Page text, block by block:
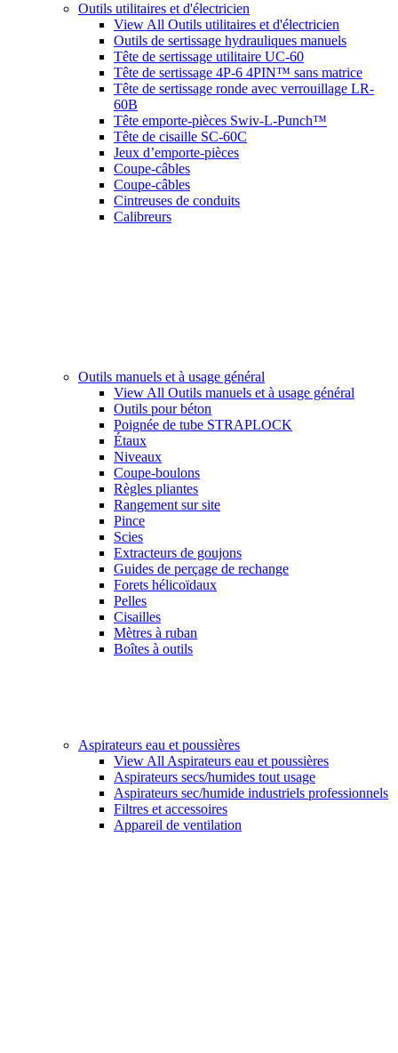
Outils utilitaires et d'électricien
View All Outils utilitaires et d'électricien
Outils de sertissage hydrauliques manuels
Tête de sertissage utilitaire UC-60
Tête de sertissage 4P-6 4PIN™ sans matrice
Tête de sertissage ronde avec verrouillage LR-
60B
Tête emporte-pièces Swiv-L-Punch™
Tête de cisaille SC-60C
Jeux d’emporte-pièces
Coupe-câbles
Coupe-câbles
Cintreuses de conduits
Calibreurs
Outils manuels et à usage général
View All Outils manuels et à usage général
Outils pour béton
Poignée de tube STRAPLOCK
Étaux
Niveaux
Coupe-boulons
Règles pliantes
Rangement sur site
Pince
Scies
Extracteurs de goujons
Guides de perçage de rechange
Forets hélicoïdaux
Pelles
Cisailles
Mètres à ruban
Boîtes à outils
Aspirateurs eau et poussières
View All Aspirateurs eau et poussières
Aspirateurs secs/humides tout usage
Aspirateurs sec/humide industriels professionnels
Filtres et accessoires
Appareil de ventilation